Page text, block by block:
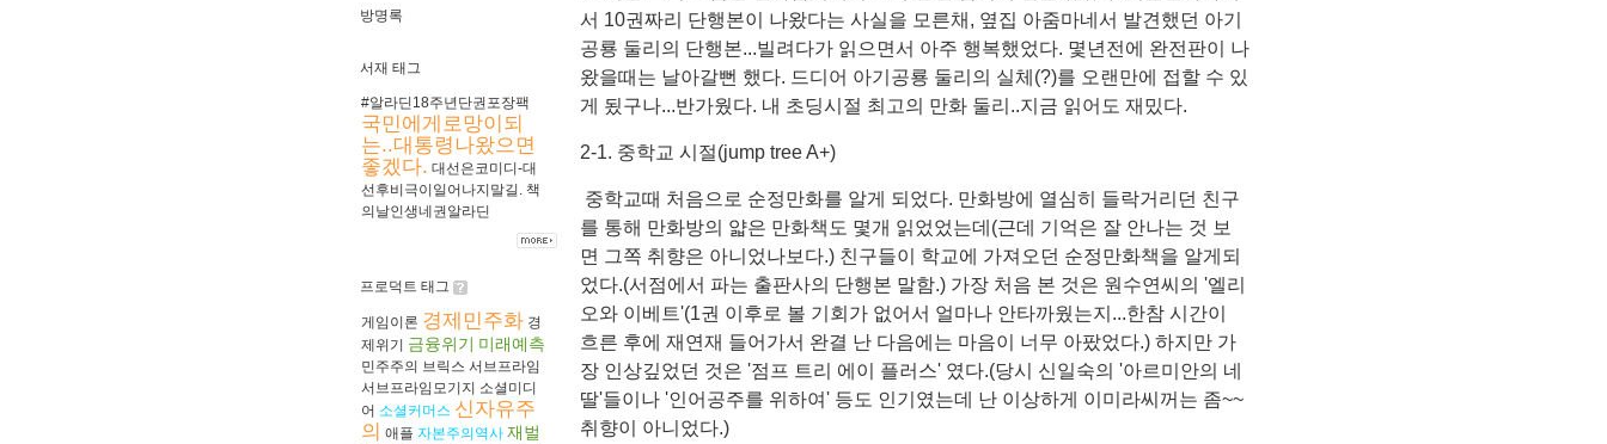
방명록
서재 태그
#알라딘18주년단권포장팩
국민에게로망이되
는..대통령나왔으면
좋겠다. 대선은코미디-대
선후비극이일어나지말길. 책
의날인생네권알라딘
프로덕트 태그
게임이론 경제민주화 경
제위기
금융위기 미래예측
민주주의 브릭스 서브프라임
서브프라임모기지 소셜미디
어 소셜커머스 신자유주
의 애플 자본주의역사 재벌
서 10권짜리 단행본이 나왔다는 사실을 모른채, 옆집 아줌마네서 발견했던 아기
공룡 둘리의 단행본...빌려다가 읽으면서 아주 행복했었다. 몇년전에 완전판이 나
왔을때는 날아갈뻔 했다. 드디어 아기공룡 둘리의 실체(?)를 오랜만에 접할 수 있
게 됬구나...반가웠다. 내 초딩시절 최고의 만화 둘리..지금 읽어도 재밌다.
2-1. 중학교 시절(jump tree A+)
중학교때 처음으로 순정만화를 알게 되었다. 만화방에 열심히 들락거리던 친구
를 통해 만화방의 얇은 만화책도 몇개 읽었었는데(근데 기억은 잘 안나는 것 보
면 그쪽 취향은 아니었나보다.) 친구들이 학교에 가져오던 순정만화책을 알게되
었다.(서점에서 파는 출판사의 단행본 말함.) 가장 처음 본 것은 원수연씨의 '엘리
오와 이베트'(1권 이후로 볼 기회가 없어서 얼마나 안타까웠는지...한참 시간이
흐른 후에 재연재 들어가서 완결 난 다음에는 마음이 너무 아팠었다.) 하지만 가
장 인상깊었던 것은 '점프 트리 에이 플러스' 였다.(당시 신일숙의 '아르미안의 네
딸'들이나 '인어공주를 위하여' 등도 인기였는데 난 이상하게 이미라씨꺼는 좀~~
취향이 아니었다.)